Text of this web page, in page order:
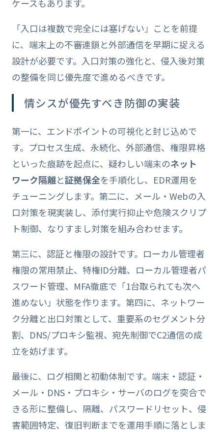
ケースもあります。
「入口は複数で完全には塞げない」ことを前提
に、端末上の不審連鎖と外部通信を早期に捉える
設計が必要です。入口対策の強化と、侵入後対策
の整備を同じ優先度で進めるべきです。
情シスが優先すべき防御の実装
第一に、エンドポイントの可視化と封じ込めで
す。プロセス生成、永続化、外部通信、権限昇格
といった痕跡を起点に、疑わしい端末のネット
ワーク隔離と証拠保全を手順化し、EDR運用を
チューニングします。第二に、メール・Webの入
口対策を現実装し、添付実行抑止や危険スクリプ
ト制御、なりすまし対策を組み合わせます。
第三に、認証と権限の設計です。ローカル管理者
権限の常用禁止、特権ID分離、ローカル管理者パ
スワード管理、MFA徹底で「1台取られても次へ
進めない」状態を作ります。第四に、ネットワー
ク分離と出口対策として、重要系のセグメント分
割、DNS/プロキシ監視、宛先制御でC2通信の成
立を妨げます。
最後に、ログ相関と初動体制です。端末・認証・
メール・DNS・プロキシ・サーバのログを突合で
きる形に整備し、隔離、パスワードリセット、侵
害範囲特定、復旧判断までを運用手順に落としま